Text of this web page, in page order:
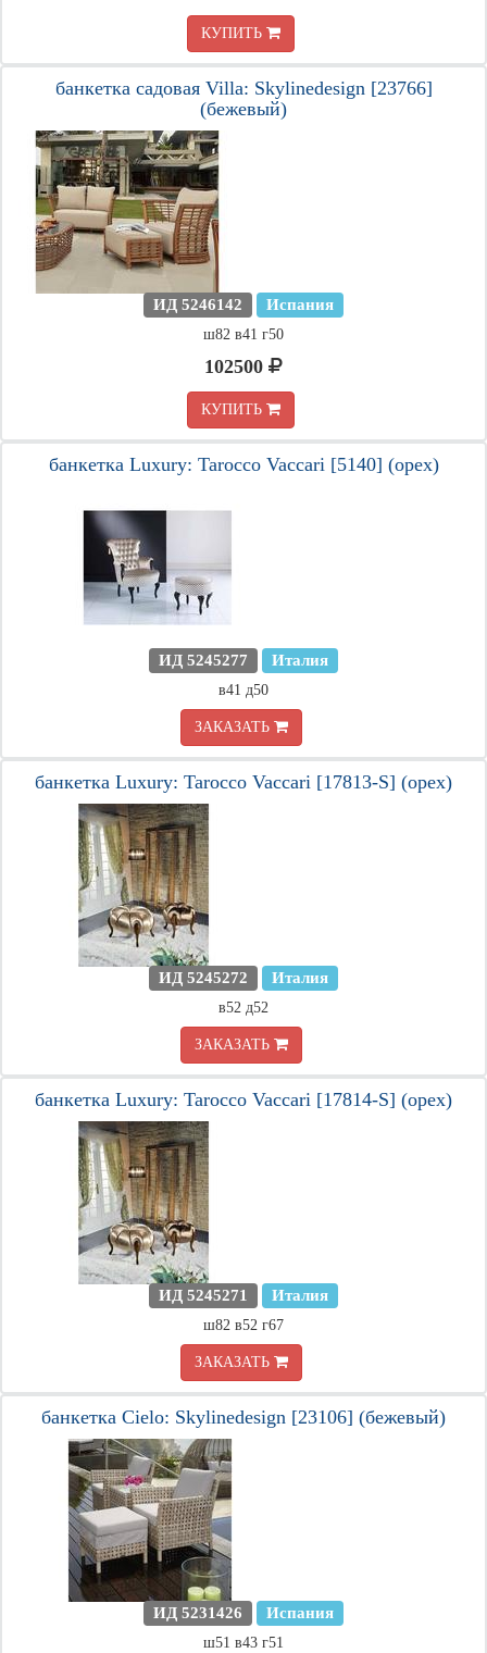
КУПИТЬ
банкетка садовая Villa: Skylinedesign [23766]
(бежевый)
ИД 5246142 Испания
ш82 в41 г50
102500
КУПИТЬ
банкетка Luxury: Tarocco Vaccari [5140] (орех)
ИД 5245277 Италия
в41 д50
ЗАКАЗАТЬ
банкетка Luxury: Tarocco Vaccari [17813-S] (орех)
ИД 5245272 Италия
в52 д52
ЗАКАЗАТЬ
банкетка Luxury: Tarocco Vaccari [17814-S] (орех)
ИД 5245271 Италия
ш82 в52 г67
ЗАКАЗАТЬ
банкетка Cielo: Skylinedesign [23106] (бежевый)
ИД 5231426 Испания
ш51 в43 г51